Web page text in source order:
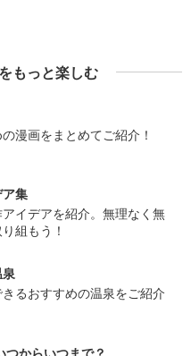
もっと楽しむ
漫画をまとめてご紹介！
集
イデアを紹介。無理なく無
組もう！
るおすすめの温泉をご紹介
からいつまで？